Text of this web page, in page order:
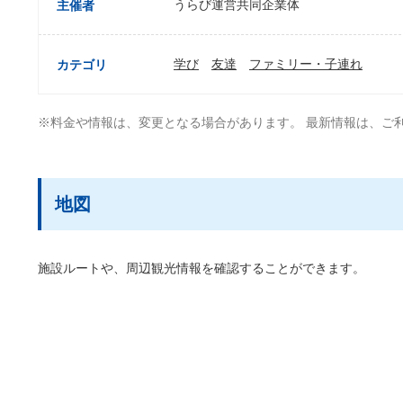
主催者 うらび運営共同企業体
カテゴリ 学び 友達 ファミリー・子連れ
※料金や情報は、変更となる場合があります。 最新情報は、ご
地図
施設ルートや、周辺観光情報を確認することができます。